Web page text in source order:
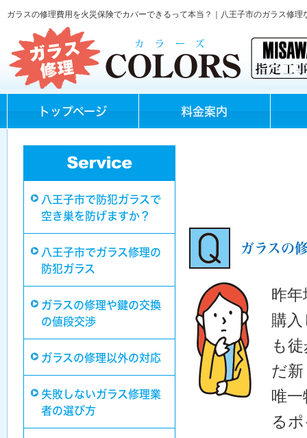
ガラスの修理費用を火災保険でカバーできるって本当？｜八王子市のガラス修理
トップページ 料金案内
八王子市で防犯ガラスで
空き巣を防げますか？
八王子市でガラス修理の
防犯ガラス
ガラスの修理や鍵の交換
の値段交渉
ガラスの修理以外の対応
失敗しないガラス修理業
者の選び方
ガラスの
昨
購
も
だ
唯
る